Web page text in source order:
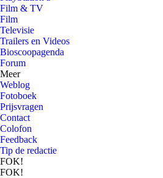
Film & TV
Film
Televisie
Trailers en Videos
Bioscoopagenda
Forum
Meer
Weblog
Fotoboek
Prijsvragen
Contact
Colofon
Feedback
Tip de redactie
FOK!
FOK!